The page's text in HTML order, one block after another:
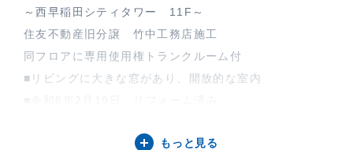
～西早稲田シティタワー 11F～
住友不動産旧分譲 竹中工務店施工
同フロアに専用使用権トランクルーム付
■リビングに大きな窓があり、開放的な室内
もっと見る